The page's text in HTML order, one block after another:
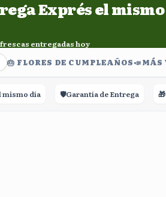
día. Flores frescas entregadas
Exprés el mismo
entregadas hoy
🎂 FLORES DE CUMPLEAÑOS📣​MÁS
día Garantía de Entrega